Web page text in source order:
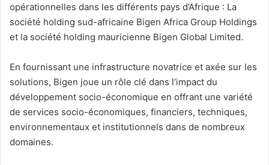
opérationnelles dans les différents pays d’Afrique : La
société holding sud-africaine Bigen Africa Group Holdings
et la société holding mauricienne Bigen Global Limited.
En fournissant une infrastructure novatrice et axée sur les
solutions, Bigen joue un rôle clé dans l’impact du
développement socio-économique en offrant une variété
de services socio-économiques, financiers, techniques,
environnementaux et institutionnels dans de nombreux
domaines.